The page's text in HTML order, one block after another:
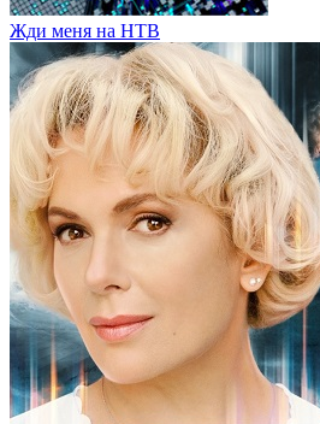
Жди меня на НТВ